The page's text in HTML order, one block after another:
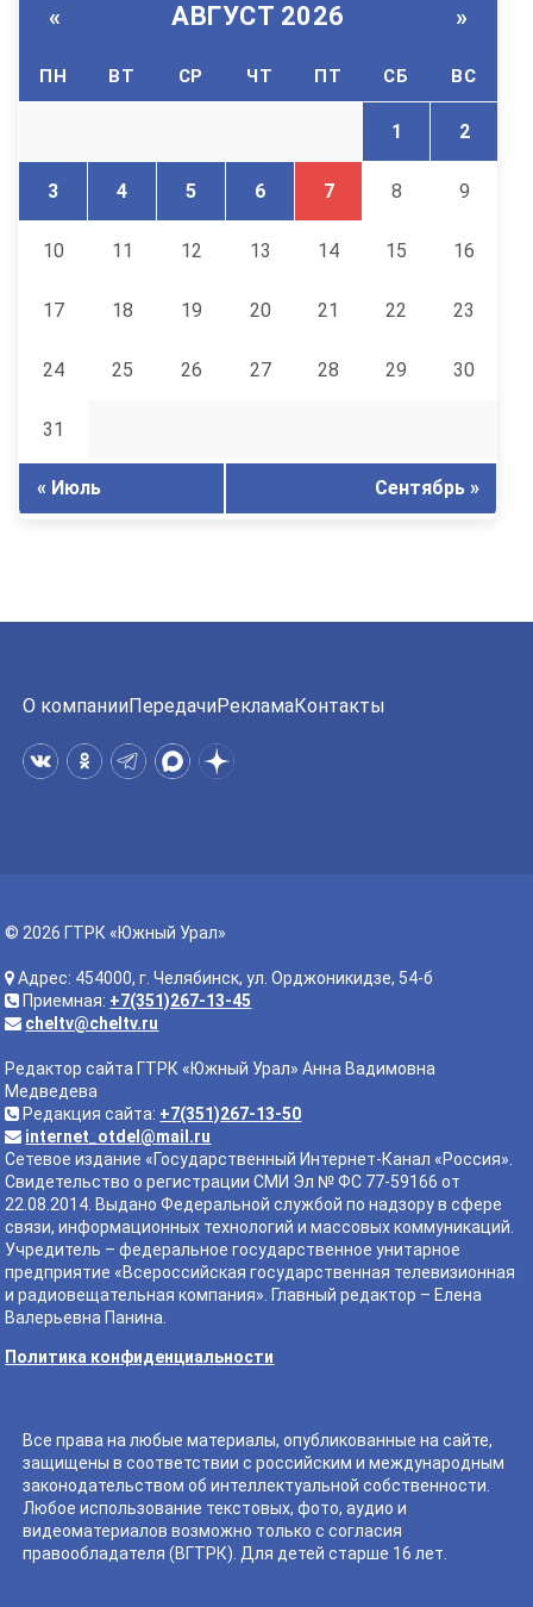
« АВГУСТ 2026 »
ПН ВТ СР ЧТ ПТ СБ ВС
1 2
3 4 5 6 7 8 9
10 11 12 13 14 15 16
17 18 19 20 21 22 23
24 25 26 27 28 29 30
31
« Июль Сентябрь »
О компанииПередачиРекламаКонтакты
© 2026 ГТРК «Южный Урал»
Адрес: 454000, г. Челябинск, ул. Орджоникидзе, 54-б
Приемная: +7(351)267-13-45
cheltv@cheltv.ru
Редактор сайта ГТРК «Южный Урал» Анна Вадимовна
Медведева
Редакция сайта: +7(351)267-13-50
internet_otdel@mail.ru
Сетевое издание «Государственный Интернет-Канал «Россия».
Свидетельство о регистрации СМИ Эл № ФС 77-59166 от
22.08.2014. Выдано Федеральной службой по надзору в сфере
связи, информационных технологий и массовых коммуникаций.
Учредитель – федеральное государственное унитарное
предприятие «Всероссийская государственная телевизионная
и радиовещательная компания». Главный редактор – Елена
Валерьевна Панина.
Политика конфиденциальности
Все права на любые материалы, опубликованные на сайте,
защищены в соответствии с российским и международным
законодательством об интеллектуальной собственности.
Любое использование текстовых, фото, аудио и
видеоматериалов возможно только с согласия
правообладателя (ВГТРК). Для детей старше 16 лет.